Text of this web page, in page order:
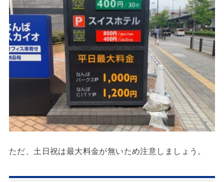
ただ、土日祝は最大料金が無いため注意しましょう。